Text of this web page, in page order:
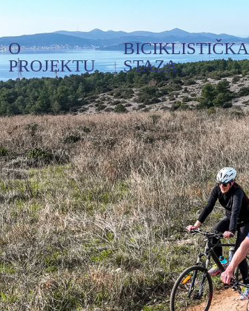
O
PROJEKTU
BICIKLISTIČKA
STAZA